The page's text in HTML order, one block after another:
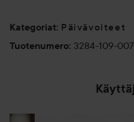
Kategoriat: Päivävoiteet
Tuotenumero: 3284-109-